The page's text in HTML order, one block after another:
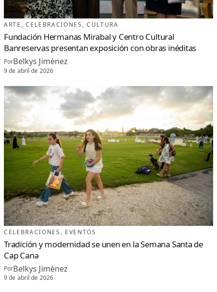
ARTE , CELEBRACIONES , CULTURA
Fundación Hermanas Mirabal y Centro Cultural
Banreservas presentan exposición con obras inéditas
PorBelkys Jimènez
9 de abril de 2026
CELEBRACIONES , EVENTOS
Tradición y modernidad se unen en la Semana Santa de
Cap Cana
PorBelkys Jimènez
9 de abril de 2026